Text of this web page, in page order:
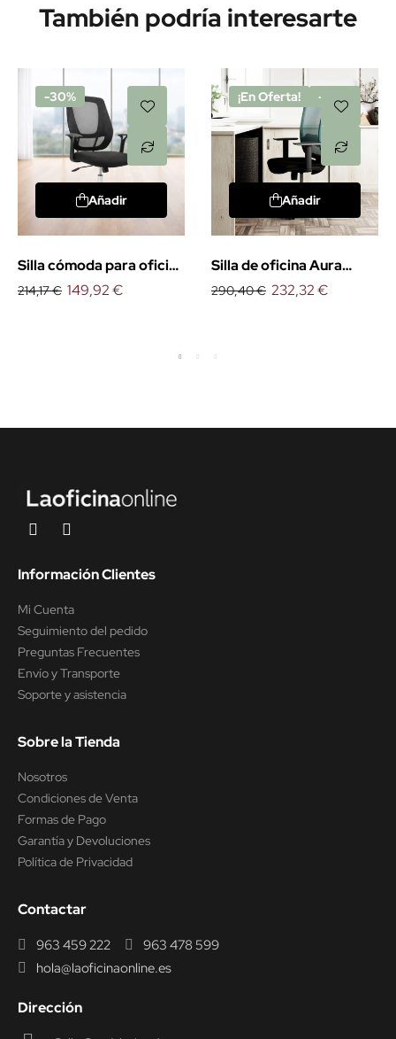
También podría interesarte
-30%
Añadir
Silla cómoda para oficina
Génova
214,17 € 149,92 €
¡En Oferta! -20%
Añadir
Silla de oficina Aura
colores
290,40 € 232,32 €
Información Clientes
Mi Cuenta
Seguimiento del pedido
Preguntas Frecuentes
Envío y Transporte
Soporte y asistencia
Sobre la Tienda
Nosotros
Condiciones de Venta
Formas de Pago
Garantía y Devoluciones
Política de Privacidad
Contactar
963 459 222
963 478 599
hola@laoficinaonline.es
Dirección